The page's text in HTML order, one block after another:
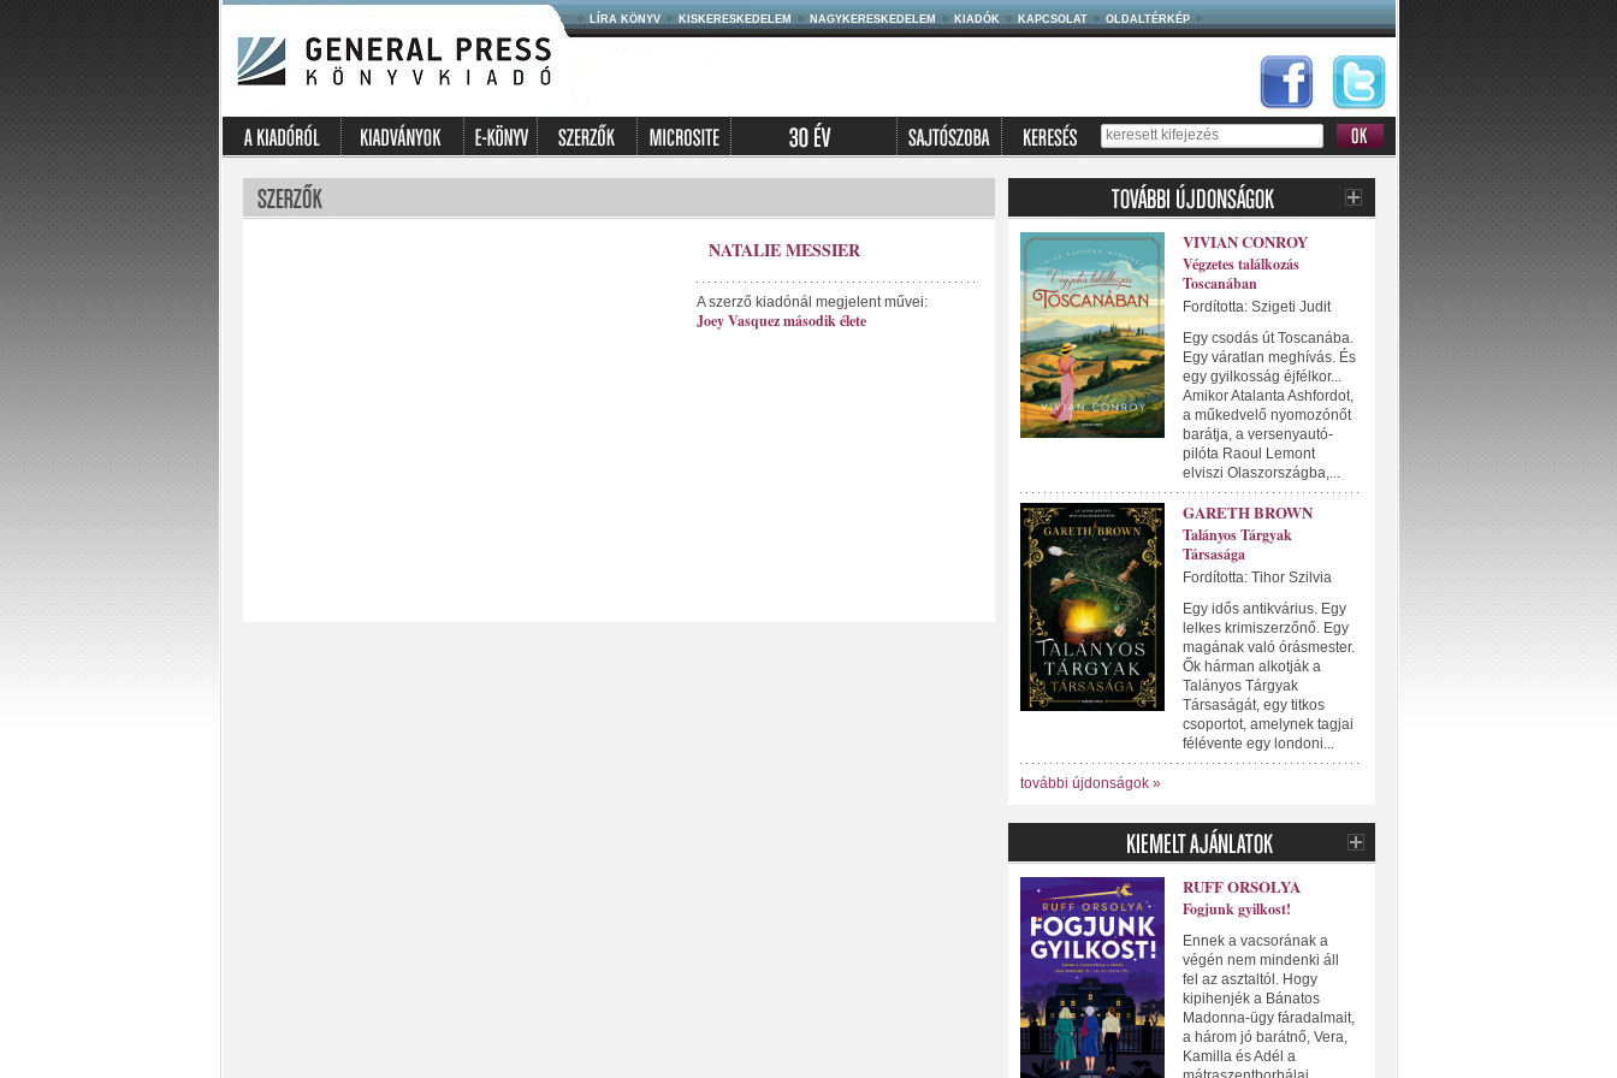
LÍRA KÖNYV KISKERESKEDELEM NAGYKERESKEDELEM KIADÓK KAPCSOLAT OLDALTÉRKÉP
NATALIE MESSIER
A szerző kiadónál megjelent művei:
Joey Vasquez második élete
VIVIAN CONROY
Végzetes találkozás
Toscanában
Fordította: Szigeti Judit
Egy csodás út Toscanába.
Egy váratlan meghívás. És
egy gyilkosság éjfélkor...
Amikor Atalanta Ashfordot,
a műkedvelő nyomozónőt
barátja, a versenyautó-
pilóta Raoul Lemont
elviszi Olaszországba,...
GARETH BROWN
Talányos Tárgyak
Társasága
Fordította: Tihor Szilvia
Egy idős antikvárius. Egy
lelkes krimiszerzőnő. Egy
magának való órásmester.
Ők hárman alkotják a
Talányos Tárgyak
Társaságát, egy titkos
csoportot, amelynek tagjai
félévente egy londoni...
további újdonságok »
RUFF ORSOLYA
Fogjunk gyilkost!
Ennek a vacsorának a
végén nem mindenki áll
fel az asztaltól. Hogy
kipihenjék a Bánatos
Madonna-ügy fáradalmait,
a három jó barátnő, Vera,
Kamilla és Adél a